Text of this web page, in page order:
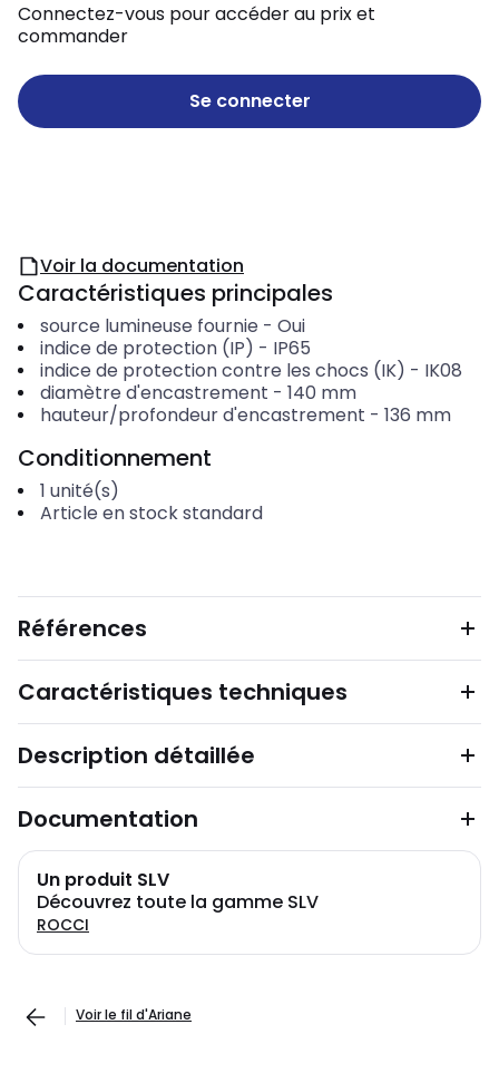
Connectez-vous pour accéder au prix et
commander
Se connecter
Voir la documentation
Caractéristiques principales
source lumineuse fournie - Oui
indice de protection (IP) - IP65
indice de protection contre les chocs (IK) - IK08
diamètre d'encastrement - 140 mm
hauteur/profondeur d'encastrement - 136 mm
Conditionnement
1 unité(s)
Article en stock standard
Références
Caractéristiques techniques
Description détaillée
Documentation
Un produit SLV
Découvrez toute la gamme SLV
ROCCI
Voir le fil d'Ariane